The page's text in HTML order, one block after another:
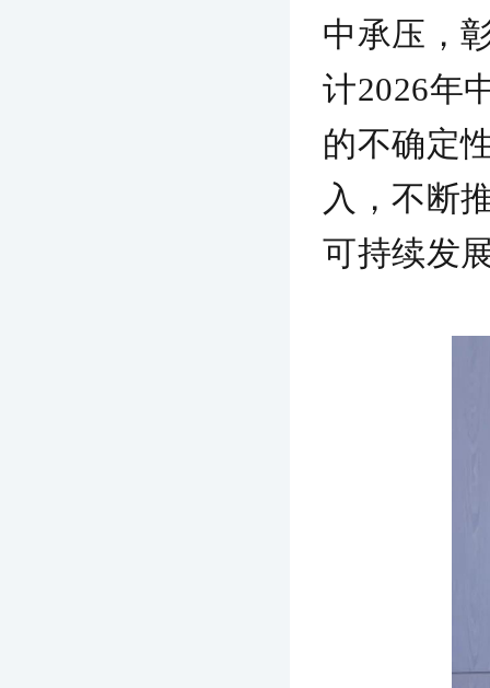
中承压，
计2026年
的不确定
入，不断
可持续发